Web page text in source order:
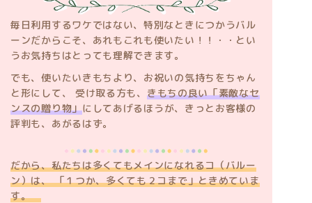
毎日利用するワケではない、特別なときにつかうバル
ーンだからこそ、あれもこれも使いたい！！・・とい
うお気持ちはとっても理解できます。
でも、使いたいきもちより、お祝いの気持ちをちゃん
と形にして、 受け取る方も、 きもちの良い「素敵なセ
ンスの贈り物」にしてあげるほうが、きっとお客様の
評判も、あがるはず。
だから、私たちは多くてもメインになれるコ（バルー
ン）は、 「１つか、多くても２コまで」ときめていま
す。